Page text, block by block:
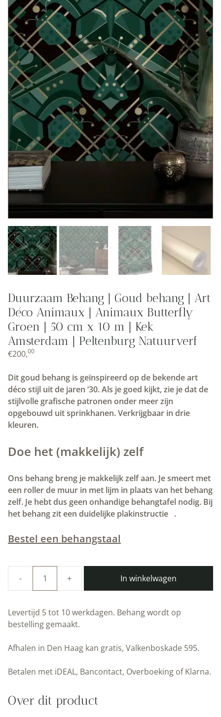
Duurzaam Behang | Goud behang | Art
Déco Animaux | Animaux Butterfly
Groen | 50 cm x 10 m | Kek
Amsterdam | Peltenburg Natuurverf
€200,00
Dit goud behang is geïnspireerd op de bekende art
déco stijl uit de jaren ‘30. Als je goed kijkt, zie je dat de
stijlvolle grafische patronen onder meer zijn
opgebouwd uit sprinkhanen. Verkrijgbaar in drie
kleuren.
Doe het (makkelijk) zelf
Ons behang breng je makkelijk zelf aan. Je smeert met
een roller de muur in met lijm in plaats van het behang
zelf. Je hebt dus geen onhandige behangtafel nodig. Bij
het behang zit een duidelijke plakinstructie .
Bestel een behangstaal
Goud
Art
Déco
Animaux
Animaux
In winkelwagen
Levertijd 5 tot 10 werkdagen. Behang wordt op
bestelling gemaakt.
Afhalen in Den Haag kan gratis, Valkenboskade 595.
Betalen met iDEAL, Bancontact, Overboeking of Klarna.
Over dit product